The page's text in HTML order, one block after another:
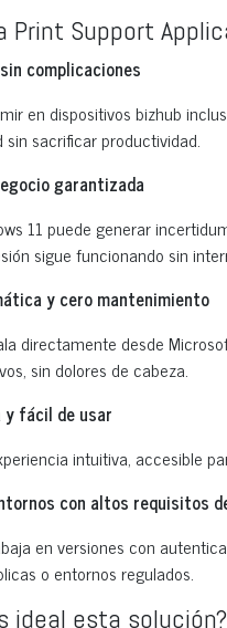
Print Support
complicaciones
en dispositivos bizhub
sacrificar productividad.
garantizada
11 puede generar
sigue funcionando sin
y cero mantenimiento
directamente desde
sin dolores de cabeza.
fácil de usar
intuitiva, accesible
con altos requisitos
en versiones con
o entornos regulados.
ideal esta solución?